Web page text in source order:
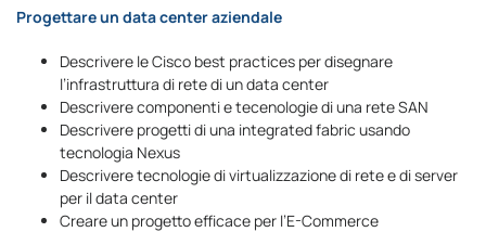
Progettare un data center aziendale
Descrivere le Cisco best practices per disegnare
l’infrastruttura di rete di un data center
Descrivere componenti e tecenologie di una rete SAN
Descrivere progetti di una integrated fabric usando
tecnologia Nexus
Descrivere tecnologie di virtualizzazione di rete e di server
per il data center
Creare un progetto efficace per l’E-Commerce